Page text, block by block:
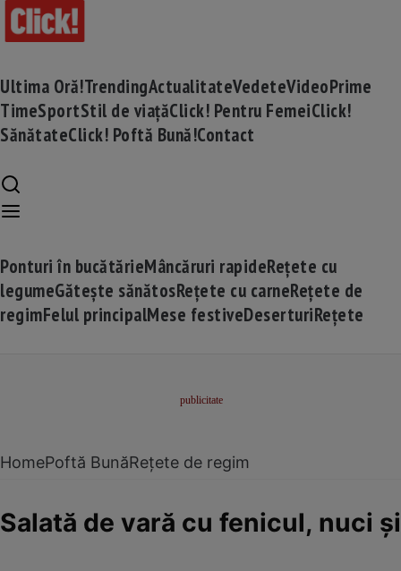
Ultima Oră!TrendingActualitateVedeteVideoPrime
TimeSportStil de viațăClick! Pentru FemeiClick!
SănătateClick! Poftă Bună!Contact
Ponturi în bucătărieMâncăruri rapideRețete cu
legumeGătește sănătosRețete cu carneRețete de
regimFelul principalMese festiveDeserturiRețete
HomePoftă BunăRețete de regim
Salată de vară cu fenicul, nuci